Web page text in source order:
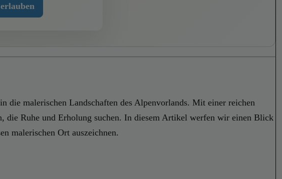
die malerischen Landschaften des Alpenvorlands. Mit einer reichen
die Ruhe und Erholung suchen. In diesem Artikel werfen wir einen Blick
malerischen Ort auszeichnen.